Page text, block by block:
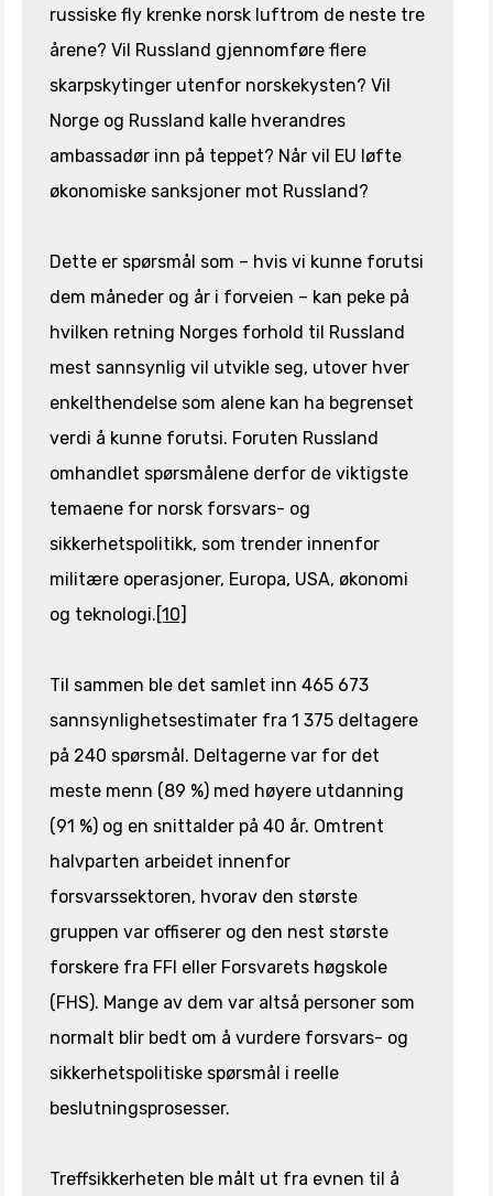
russiske fly krenke norsk luftrom de neste tre
årene? Vil Russland gjennomføre flere
skarpskytinger utenfor norskekysten? Vil
Norge og Russland kalle hverandres
ambassadør inn på teppet? Når vil EU løfte
økonomiske sanksjoner mot Russland?
Dette er spørsmål som – hvis vi kunne forutsi
dem måneder og år i forveien – kan peke på
hvilken retning Norges forhold til Russland
mest sannsynlig vil utvikle seg, utover hver
enkelthendelse som alene kan ha begrenset
verdi å kunne forutsi. Foruten Russland
omhandlet spørsmålene derfor de viktigste
temaene for norsk forsvars- og
sikkerhetspolitikk, som trender innenfor
militære operasjoner, Europa, USA, økonomi
og teknologi.[10]
Til sammen ble det samlet inn 465 673
sannsynlighetsestimater fra 1 375 deltagere
på 240 spørsmål. Deltagerne var for det
meste menn (89 %) med høyere utdanning
(91 %) og en snittalder på 40 år. Omtrent
halvparten arbeidet innenfor
forsvarssektoren, hvorav den største
gruppen var offiserer og den nest største
forskere fra FFI eller Forsvarets høgskole
(FHS). Mange av dem var altså personer som
normalt blir bedt om å vurdere forsvars- og
sikkerhetspolitiske spørsmål i reelle
beslutningsprosesser.
Treffsikkerheten ble målt ut fra evnen til å